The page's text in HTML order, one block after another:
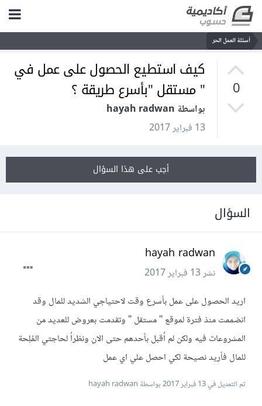
أسئلة العمل الحر
0
كيف استطيع الحصول على عمل في
" مستقل "بأسرع طريقة ؟
بواسطة hayah radwan
13 فبراير 2017
أجب على هذا السؤال
السؤال
hayah radwan
نشر13 فبراير 2017
اريد الحصول على عمل بأسرع وقت لاحتياجي الشديد للمال وقد
انضممت منذ فترة لموقع " مستقل " وتقدمت بعروض للعديد من
المشروعات فيه ولكن لم اُقبل بأحدهم حتى الان ونظراُ لحاجتي المُلِحة
للمال فأريد نصيحة لكي احصل علي اي عمل
تم التعديل في13 فبراير 2017 بواسطة hayah radwan